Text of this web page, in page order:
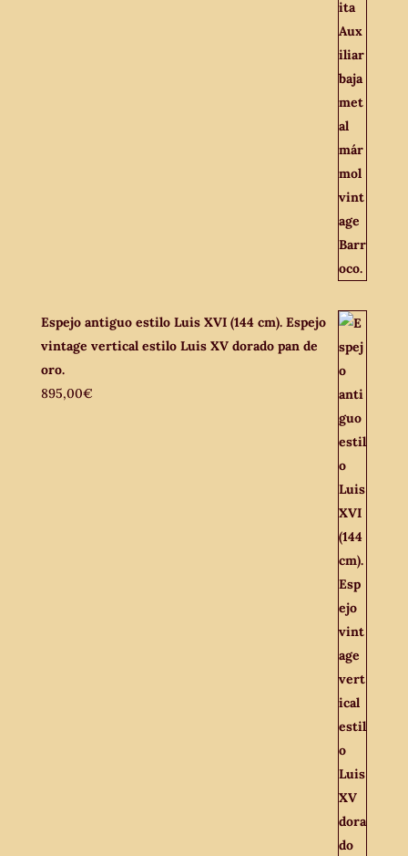
Espejo antiguo estilo Luis XVI (144 cm). Espejo
vintage vertical estilo Luis XV dorado pan de
oro.
895,00€